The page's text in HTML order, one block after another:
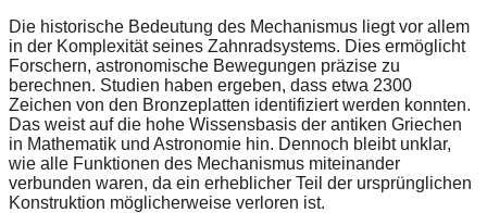
Die historische Bedeutung des Mechanismus liegt vor allem
in der Komplexität seines Zahnradsystems. Dies ermöglicht
Forschern, astronomische Bewegungen präzise zu
berechnen. Studien haben ergeben, dass etwa 2300
Zeichen von den Bronzeplatten identifiziert werden konnten.
Das weist auf die hohe Wissensbasis der antiken Griechen
in Mathematik und Astronomie hin. Dennoch bleibt unklar,
wie alle Funktionen des Mechanismus miteinander
verbunden waren, da ein erheblicher Teil der ursprünglichen
Konstruktion möglicherweise verloren ist.